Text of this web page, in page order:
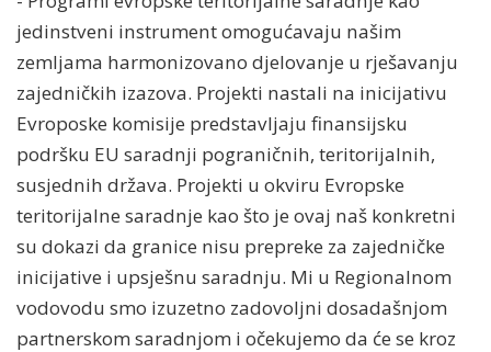
jedinstveni instrument omogućavaju našim
zemljama harmonizovano djelovanje u rješavanju
zajedničkih izazova. Projekti nastali na inicijativu
Evroposke komisije predstavljaju finansijsku
podršku EU saradnji pograničnih, teritorijalnih,
susjednih država. Projekti u okviru Evropske
teritorijalne saradnje kao što je ovaj naš konkretni
su dokazi da granice nisu prepreke za zajedničke
inicijative i upsješnu saradnju. Mi u Regionalnom
vodovodu smo izuzetno zadovoljni dosadašnjom
partnerskom saradnjom i očekujemo da će se kroz